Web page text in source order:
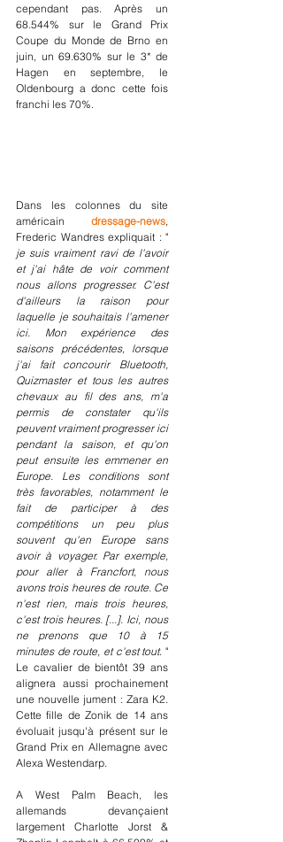
cependant pas. Après un
68.544% sur le Grand Prix
Coupe du Monde de Brno en
juin, un 69.630% sur le 3* de
Hagen en septembre, le
Oldenbourg a donc cette fois
franchi les 70%.
Dans les colonnes du site
américain dressage-news
Frederic Wandres expliquait : "
je suis vraiment ravi de l'avoir
et j'ai hâte de voir comment
nous allons progresser. C'est
d'ailleurs la raison pour
laquelle je souhaitais l'amener
ici. Mon expérience des
saisons précédentes, lorsque
j'ai fait concourir Bluetooth,
Quizmaster et tous les autres
chevaux au fil des ans, m'a
permis de constater qu'ils
peuvent vraiment progresser ici
pendant la saison, et qu'on
peut ensuite les emmener en
Europe. Les conditions sont
très favorables, notamment le
fait de participer à des
compétitions un peu plus
souvent qu'en Europe sans
avoir à voyager. Par exemple,
pour aller à Francfort, nous
avons trois heures de route. Ce
n'est rien, mais trois heures,
c'est trois heures. [...]. Ici, nous
ne prenons que 10 à 15
minutes de route, et c'est tout. "
Le cavalier de bientôt 39 ans
alignera aussi prochainement
une nouvelle jument : Zara K2.
Cette fille de Zonik de 14 ans
évoluait jusqu'à présent sur le
Grand Prix en Allemagne avec
Alexa Westendarp.
A West Palm Beach, les
allemands devançaient
largement Charlotte Jorst &